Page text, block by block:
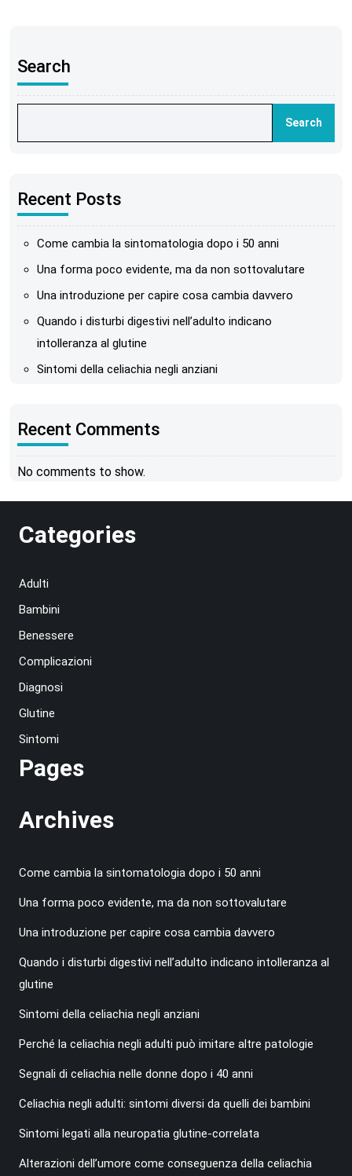
Search
Search
Recent Posts
Come cambia la sintomatologia dopo i 50 anni
Una forma poco evidente, ma da non sottovalutare
Una introduzione per capire cosa cambia davvero
Quando i disturbi digestivi nell’adulto indicano
intolleranza al glutine
Sintomi della celiachia negli anziani
Recent Comments
No comments to show.
Categories
Adulti
Bambini
Benessere
Complicazioni
Diagnosi
Glutine
Sintomi
Pages
Archives
Come cambia la sintomatologia dopo i 50 anni
Una forma poco evidente, ma da non sottovalutare
Una introduzione per capire cosa cambia davvero
Quando i disturbi digestivi nell’adulto indicano intolleranza al
glutine
Sintomi della celiachia negli anziani
Perché la celiachia negli adulti può imitare altre patologie
Segnali di celiachia nelle donne dopo i 40 anni
Celiachia negli adulti: sintomi diversi da quelli dei bambini
Sintomi legati alla neuropatia glutine-correlata
Alterazioni dell’umore come conseguenza della celiachia